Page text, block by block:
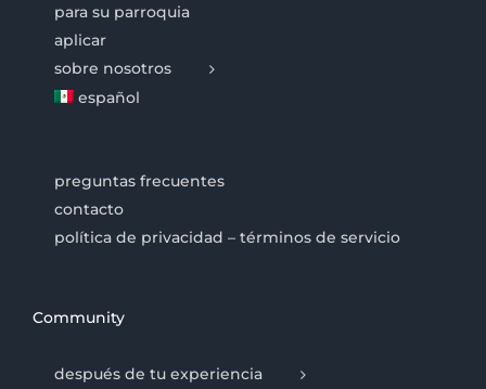
para su parroquia
aplicar
sobre nosotros
español
preguntas frecuentes
contacto
política de privacidad – términos de servicio
Community
después de tu experiencia